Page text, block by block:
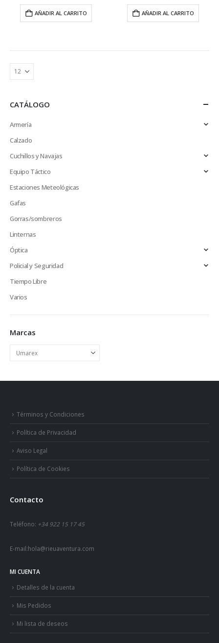
AÑADIR AL CARRITO AÑADIR AL CARRITO
CATÁLOGO
Armería
Calzado
Cuchillos y Navajas
Equipo Táctico
Estaciones Meteológicas
Gafas
Gorras/sombreros
Linternas
Óptica
Policial y Seguridad
Tiempo Libre
Varios
Marcas
Términos y Condiciones
Política de Privacidad
Aviso Legal
Política de Cookies
Contacto
Teléfono: +34 922 15 17 45
E-mail:hola@rieuaventura.com
MI CUENTA
Detalles de la cuenta
Mis Pedidos
Mi lista de deseos